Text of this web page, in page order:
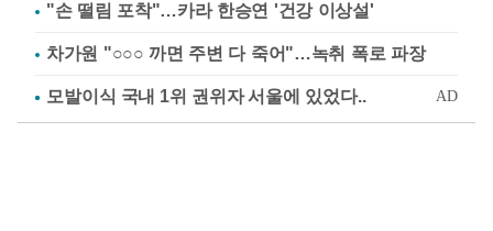
"손 떨림 포착"…카라 한승연 '건강 이상설'
차가원 "○○○ 까면 주변 다 죽어"…녹취 폭로 파장